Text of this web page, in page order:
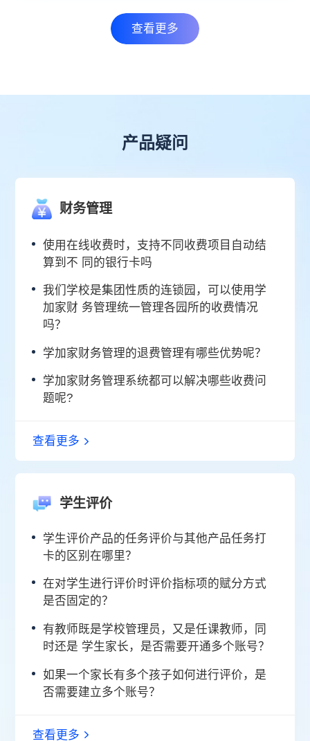
查看更多
产品疑问
财务管理
使用在线收费时，支持不同收费项目自动结
算到不 同的银行卡吗
我们学校是集团性质的连锁园，可以使用学
加家财 务管理统一管理各园所的收费情况
吗？
学加家财务管理的退费管理有哪些优势呢？
学加家财务管理系统都可以解决哪些收费问
题呢?
查看更多
学生评价
学生评价产品的任务评价与其他产品任务打
卡的区别在哪里？
在对学生进行评价时评价指标项的赋分方式
是否固定的？
有教师既是学校管理员，又是任课教师，同
时还是 学生家长，是否需要开通多个账号？
如果一个家长有多个孩子如何进行评价，是
否需要建立多个账号？
查看更多